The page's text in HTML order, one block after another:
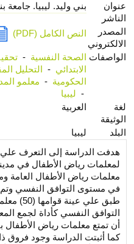
عنوان
الناشر
بني وليد. ليبيا. جامعة
المصدر
الالكتروني
النص الكامل (PDF)
الواصفات الصحة النفسية -
الابتدائي - التحليل
الحكومية - معلمو
- ليبيا
لغة
الوثيقة
العربية
البلد
ليبيا
هدفت الدراسة إلى التعرف
لمعلمات رياض الأطفال في
معلمات رياض الأطفال العامة
في مستوى التوافق النفسي
طبق علي
التوافق النفسي كأداة لجمع
أن تمتع معلمات رياض الأطفال
كما أثبتت الدراسة وجود فروق